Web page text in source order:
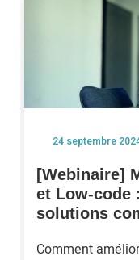
24 septembre
[Webinaire]
et Low-code
solutions
Comment